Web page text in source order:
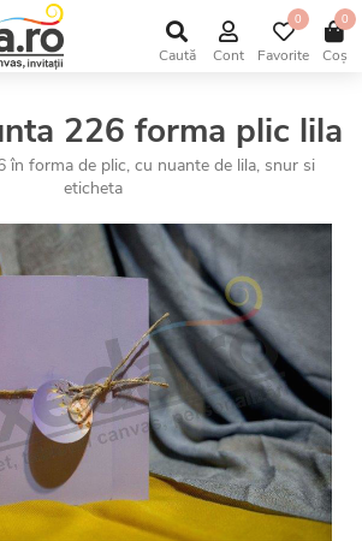
Caută Cont Favorite
0
Coș
0
226 forma plic lila
în forma de plic, cu nuante de lila, snur si
eticheta